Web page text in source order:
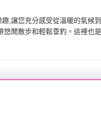
,讓您充分感受從溫暖的氣候
閒散步和輕鬆垂釣。這裡也